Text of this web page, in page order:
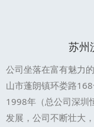
苏州
公司坐落在富有魅力
山市蓬朗镇环娄路
1998年（总公司深圳
发展，公司不断壮大